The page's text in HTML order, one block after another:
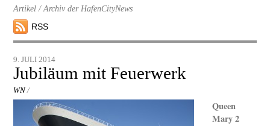
Artikel / Archiv der HafenCityNews
RSS
9. JULI 2014
Jubiläum mit Feuerwerk
WN /
Queen
Mary 2